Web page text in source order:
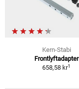
Kern-Stabi
Frontlyftadapter
658,58 kr1